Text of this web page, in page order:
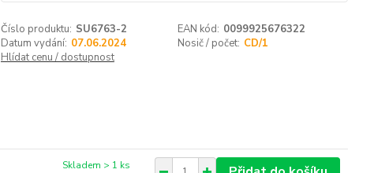
Číslo produktu: SU6763-2 EAN kód: 0099925676322
Datum vydání: 07.06.2024 Nosič / počet: CD/1
Hlídat cenu / dostupnost
Skladem > 1 ks